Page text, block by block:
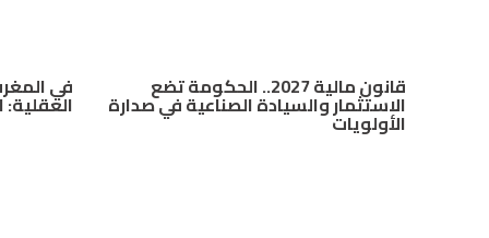
قانون مالية 2027.. الحكومة تضع
الاستثمار والسيادة الصناعية في صدارة
الأولويات
في